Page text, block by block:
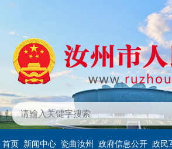
首页 新闻中心 瓷曲汝州 政府信息公开 政民